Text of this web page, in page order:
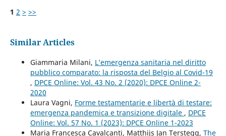
1 2 > >>
Similar Articles
Giammaria Milani, L’emergenza sanitaria nel diritto
pubblico comparato: la risposta del Belgio al Covid-19
, DPCE Online: Vol. 43 No. 2 (2020): DPCE Online 2-
2020
Laura Vagni, Forme testamentarie e libertà di testare:
emergenza pandemica e transizione digitale , DPCE
Online: Vol. 57 No. 1 (2023): DPCE Online 1-2023
Maria Francesca Cavalcanti, Matthijs Jan Terstegg, The